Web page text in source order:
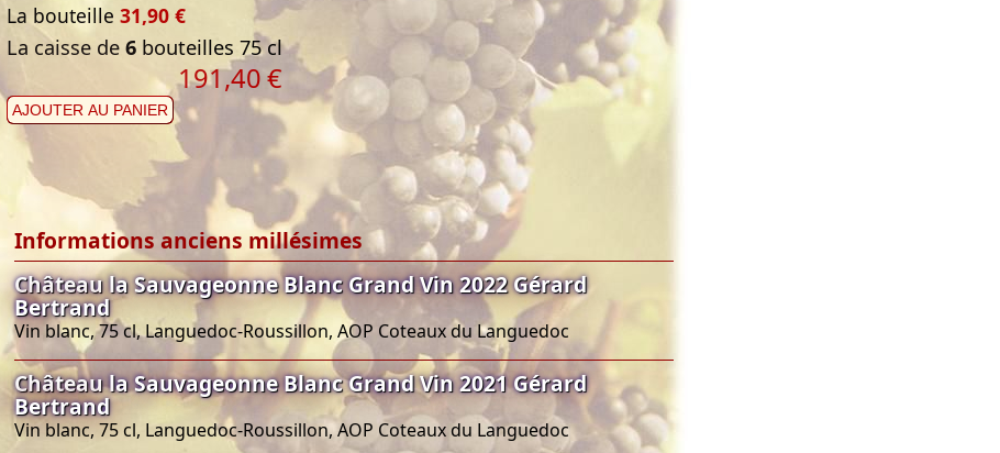
La bouteille 31,90 €
La caisse de 6 bouteilles 75 cl
191,40€
AJOUTER AU PANIER
Informations anciens millésimes
Château la Sauvageonne Blanc Grand Vin 2022 Gérard
Bertrand
Vin blanc, 75 cl, Languedoc-Roussillon, AOP Coteaux du Languedoc
Château la Sauvageonne Blanc Grand Vin 2021 Gérard
Bertrand
Vin blanc, 75 cl, Languedoc-Roussillon, AOP Coteaux du Languedoc